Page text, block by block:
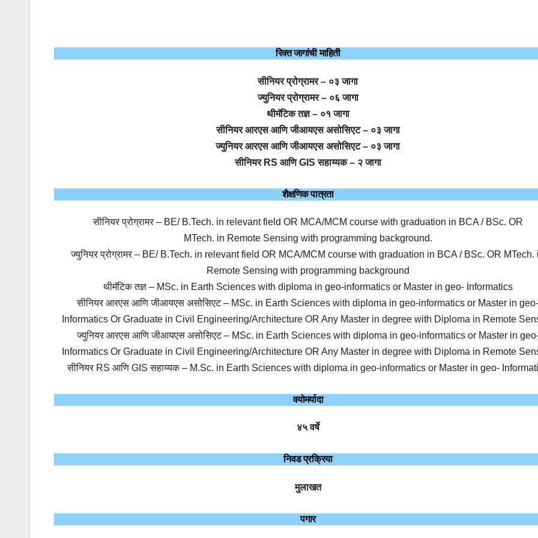
रिक्त जागांची माहिती
सीनियर प्रोग्रामर – ०३ जागा
ज्युनियर प्रोग्रामर – ०६ जागा
थीमॅटिक तज्ञ – ०१ जागा
सीनियर आरएस आणि जीआयएस असोसिएट – ०३ जागा
ज्युनियर आरएस आणि जीआयएस असोसिएट – ०३ जागा
सीनियर RS आणि GIS सहाय्यक – २ जागा
शैक्षणिक पात्रता
सीनियर प्रोग्रामर – BE/ B.Tech. in relevant field OR MCA/MCM course with graduation in BCA / BSc. OR
MTech. in Remote Sensing with programming background.
ज्युनियर प्रोग्रामर – BE/ B.Tech. in relevant field OR MCA/MCM course with graduation in BCA / BSc. OR MTech.
Remote Sensing with programming background
थीमॅटिक तज्ञ – MSc. in Earth Sciences with diploma in geo-informatics or Master in geo- Informatics
सीनियर आरएस आणि जीआयएस असोसिएट – MSc. in Earth Sciences with diploma in geo-informatics or Master in
Informatics Or Graduate in Civil Engineering/Architecture OR Any Master in degree with Diploma in Remote
ज्युनियर आरएस आणि जीआयएस असोसिएट – MSc. in Earth Sciences with diploma in geo-informatics or Master in
Informatics Or Graduate in Civil Engineering/Architecture OR Any Master in degree with Diploma in Remote
सीनियर RS आणि GIS सहाय्यक – M.Sc. in Earth Sciences with diploma in geo-informatics or Master in geo-
वयोमर्यादा
४५ वर्षे
निवड प्रक्रिया
मुलाखत
पगार